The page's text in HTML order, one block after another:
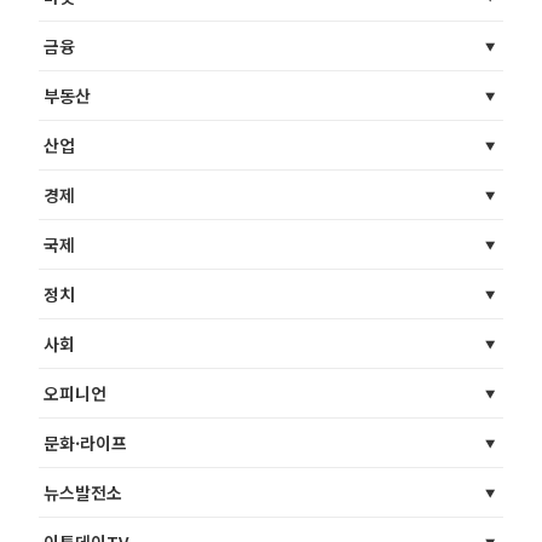
금융
부동산
산업
경제
국제
정치
사회
오피니언
문화·라이프
뉴스발전소